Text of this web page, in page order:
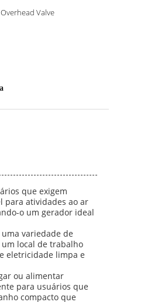
Valve
que exigem
para atividades ao ar
o um gerador ideal
variedade de
local de trabalho
eletricidade limpa e
ou alimentar
para usuários que
compacto que